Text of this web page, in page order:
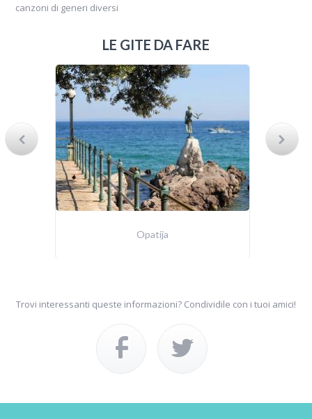
canzoni di generi diversi
LE GITE DA FARE
Opatija
Trovi interessanti queste informazioni? Condividile con i tuoi amici!